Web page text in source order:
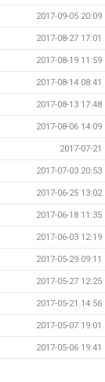
2017-09-05 20:09
2017-08-27 17:01
2017-08-19 11:59
2017-08-14 08:41
2017-08-13 17:48
2017-08-06 14:09
2017-07-21
2017-07-03 20:53
2017-06-25 13:02
2017-06-18 11:35
2017-06-03 12:19
2017-05-29 09:11
2017-05-27 12:25
2017-05-21 14:56
2017-05-07 19:01
2017-05-06 19:41